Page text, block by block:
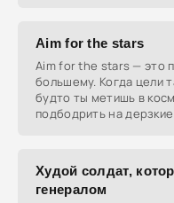
Aim for the stars
Aim for the stars — это
большему. Когда цели
будто ты метишь в
подбодрить на
Худой солдат,
генералом